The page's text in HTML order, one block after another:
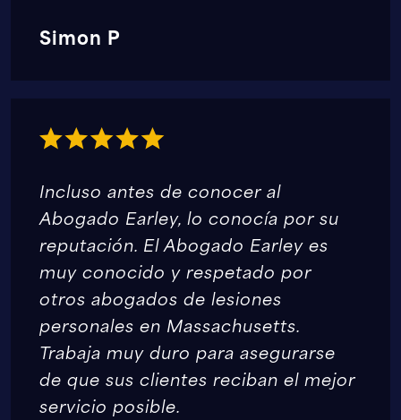
Simon P
Incluso antes de conocer al
Abogado Earley, lo conocía por su
reputación. El Abogado Earley es
muy conocido y respetado por
otros abogados de lesiones
personales en Massachusetts.
Trabaja muy duro para asegurarse
de que sus clientes reciban el mejor
servicio posible.